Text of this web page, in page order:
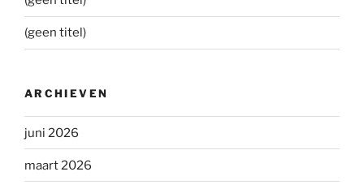
(geen titel)
ARCHIEVEN
juni 2026
maart 2026